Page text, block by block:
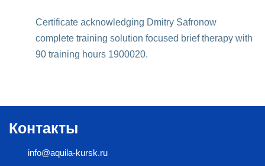
Certificate acknowledging Dmitry Safronow
complete training solution focused brief therapy with
90 training hours 1900020.
Контакты
info@aquila-kursk.ru